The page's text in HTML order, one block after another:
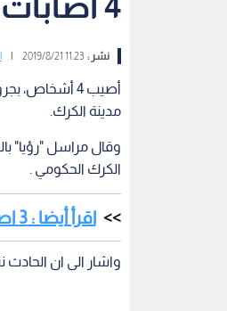
نشر :11:23 2019/8/21
أصيب 4
مدينة الكرك.
وقال مراسل "رؤيا"
الكرك الحكومي .
اقرأ أيضا : 3 اصابات بحادث تدهور في نزول المصدار بعمان
واشار الى ان